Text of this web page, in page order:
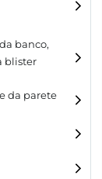
banco,
blister
da
da parete